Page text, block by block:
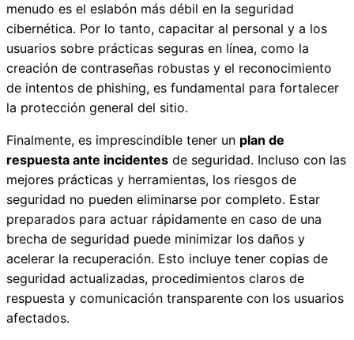
menudo es el eslabón más débil en la seguridad
cibernética. Por lo tanto, capacitar al personal y a los
usuarios sobre prácticas seguras en línea, como la
creación de contraseñas robustas y el reconocimiento
de intentos de phishing, es fundamental para fortalecer
la protección general del sitio.
Finalmente, es imprescindible tener un plan de
respuesta ante incidentes de seguridad. Incluso con las
mejores prácticas y herramientas, los riesgos de
seguridad no pueden eliminarse por completo. Estar
preparados para actuar rápidamente en caso de una
brecha de seguridad puede minimizar los daños y
acelerar la recuperación. Esto incluye tener copias de
seguridad actualizadas, procedimientos claros de
respuesta y comunicación transparente con los usuarios
afectados.